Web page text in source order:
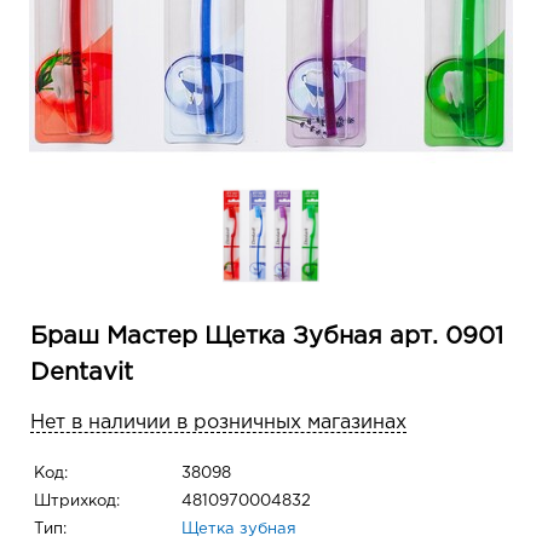
Браш Мастер Щетка Зубная арт. 0901
Dentavit
Нет в наличии в розничных магазинах
Код: 38098
Штрихкод: 4810970004832
Тип: Щетка зубная